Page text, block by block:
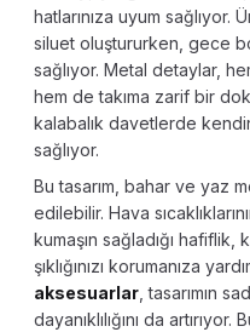
hatlarınıza uyum
siluet oluştururken, gece
sağlıyor. Metal detaylar,
hem de takıma zarif bir
kalabalık davetlerde
sağlıyor.
Bu tasarım, bahar ve yaz
edilebilir. Hava
kumaşın sağladığı hafiflik,
şıklığınızı korumanıza
aksesuarlar , tasarımın
dayanıklılığını da artırıyor.